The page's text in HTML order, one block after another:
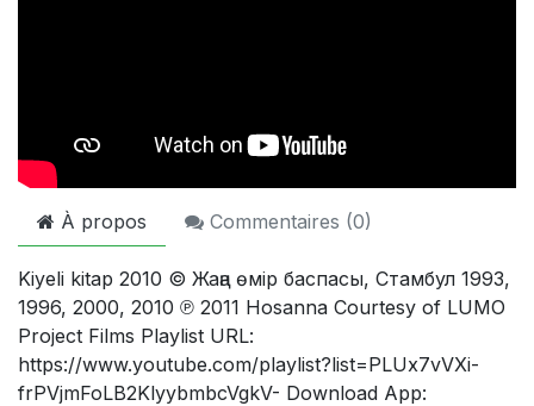
À propos Commentaires (0)
Kiyeli kitap 2010 © Жаңа өмір баспасы, Стамбул 1993,
1996, 2000, 2010 ℗ 2011 Hosanna Courtesy of LUMO
Project Films Playlist URL:
https://www.youtube.com/playlist?list=PLUx7vVXi-
frPVjmFoLB2KlyybmbcVgkV- Download App: